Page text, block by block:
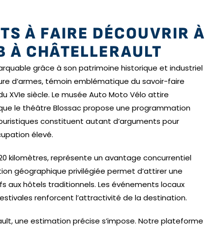
À FAIRE DÉCOUVRIR À
À CHÂTELLERAULT
grâce à son patrimoine historique et industriel
d’armes, témoin emblématique du savoir-faire
XVIe siècle. Le musée Auto Moto Vélo attire
le théâtre Blossac propose une programmation
constituent autant d’arguments pour
élevé.
kilomètres, représente un avantage concurrentiel
géographique privilégiée permet d’attirer une
aux hôtels traditionnels. Les événements locaux
renforcent l’attractivité de la destination.
une estimation précise s’impose. Notre plateforme